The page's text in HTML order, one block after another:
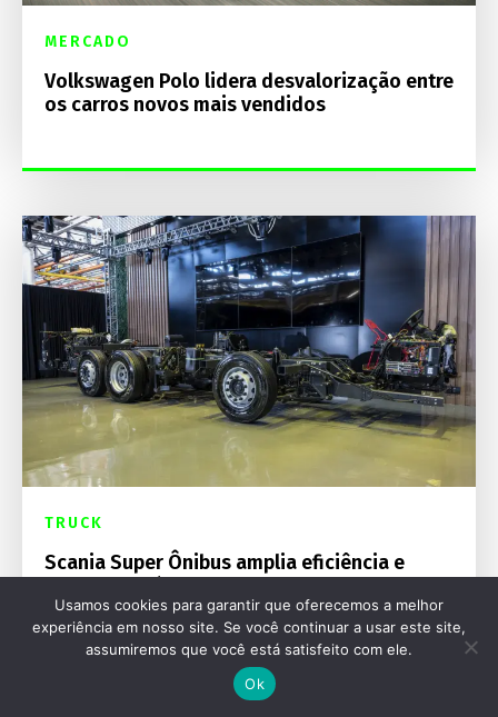
MERCADO
Volkswagen Polo lidera desvalorização entre
os carros novos mais vendidos
TRUCK
Scania Super Ônibus amplia eficiência e
Usamos cookies para garantir que oferecemos a melhor
experiência em nosso site. Se você continuar a usar este site,
assumiremos que você está satisfeito com ele.
Ok